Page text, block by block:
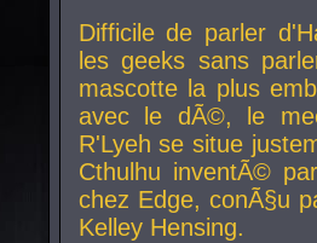
Difficile de parler
les geeks sans
mascotte la plus
avec le dÃ©, le
R'Lyeh se situe
Cthulhu inventÃ©
chez Edge, conÃ§u
Kelley Hensing.